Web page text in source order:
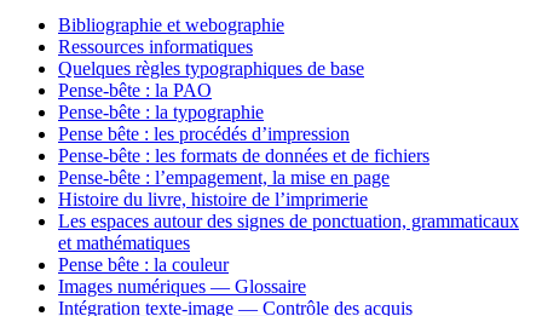
Bibliographie et webographie
Ressources informatiques
Quelques règles typographiques de base
Pense-bête : la PAO
Pense-bête : la typographie
Pense bête : les procédés d’impression
Pense-bête : les formats de données et de fichiers
Pense-bête : l’empagement, la mise en page
Histoire du livre, histoire de l’imprimerie
Les espaces autour des signes de ponctuation, grammaticaux
et mathématiques
Pense bête : la couleur
Images numériques — Glossaire
Intégration texte-image — Contrôle des acquis